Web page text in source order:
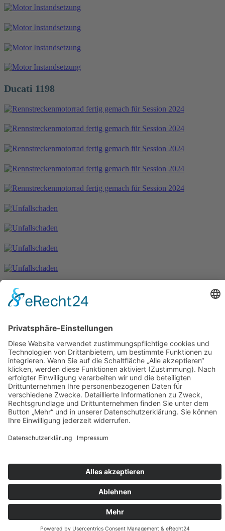
Ducati 1198
Anschrift
0178 8893538
Öffnungszeiten
Termine nur nach Vereinbarung.
Am Besten einfach anrufen oder das Kontaktformular ausfüllen. Wir
melden uns dann zeitnah bei Ihnen.
© Motorrd Scheune Odenwald
Impressum
Datenschutz
Google Maps
oben